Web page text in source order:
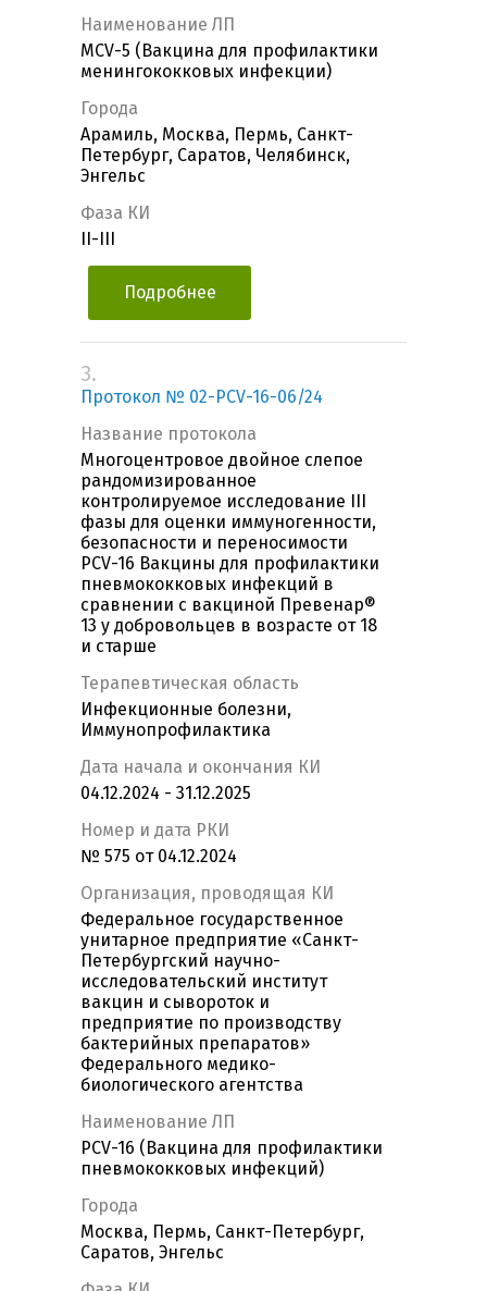
Наименование ЛП
MCV-5 (Вакцина для профилактики
менингококковых инфекции)
Города
Арамиль, Москва, Пермь, Санкт-
Петербург, Саратов, Челябинск,
Энгельс
Фаза КИ
II-III
Подробнее
3.
Протокол № 02-PCV-16-06/24
Название протокола
Многоцентровое двойное слепое
рандомизированное
контролируемое исследование III
фазы для оценки иммуногенности,
безопасности и переносимости
PCV-16 Вакцины для профилактики
пневмококковых инфекций в
сравнении с вакциной Превенар®
13 у добровольцев в возрасте от 18
и старше
Терапевтическая область
Инфекционные болезни,
Иммунопрофилактика
Дата начала и окончания КИ
04.12.2024 - 31.12.2025
Номер и дата РКИ
№ 575 от 04.12.2024
Организация, проводящая КИ
Федеральное государственное
унитарное предприятие «Санкт-
Петербургский научно-
исследовательский институт
вакцин и сывороток и
предприятие по производству
бактерийных препаратов»
Федерального медико-
биологического агентства
Наименование ЛП
PCV-16 (Вакцина для профилактики
пневмококковых инфекций)
Города
Москва, Пермь, Санкт-Петербург,
Саратов, Энгельс